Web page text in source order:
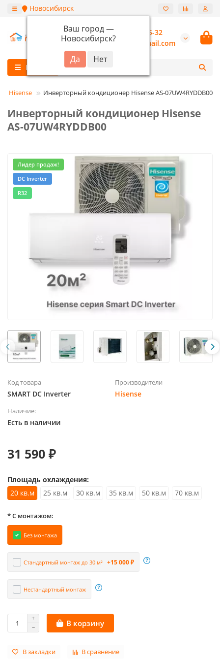
Новосибирск
Ваш город —
Новосибирск?
+7 (913) 987-55-32
burannsk@gmail.com
Каталог
Hisense Инверторный кондиционер Hisense AS-07UW4RYDDB00
Инверторный кондиционер Hisense
AS-07UW4RYDDB00
Лидер продаж!
DC Inverter
R32
Код товара
SMART DC Inverter
Производители
Hisense
Наличие:
Есть в наличии
31 590 ₽
Площадь охлаждения:
20 кв.м
25 кв.м 30 кв.м 35 кв.м 50 кв.м 70 кв.м
* С монтажом:
Без монтажа
Стандартный монтаж до 30 м² +15 000 ₽
Нестандартный монтаж
В корзину
В закладки В сравнение